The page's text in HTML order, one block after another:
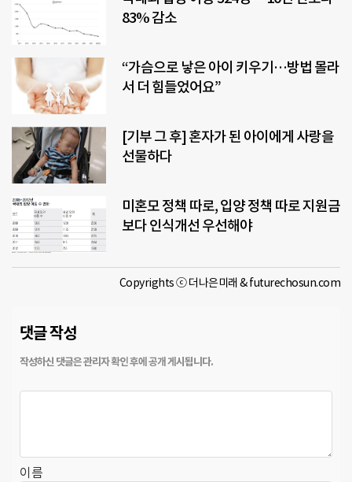
83% 감소
“가슴으로 낳은 아이 키우기…방법 몰라
서 더 힘들었어요”
[기부 그 후] 혼자가 된 아이에게 사랑을
선물하다
미혼모 정책 따로, 입양 정책 따로 지원금
보다 인식개선 우선해야
Copyrights ⓒ 더나은미래 & futurechosun.com
댓글 작성
이름